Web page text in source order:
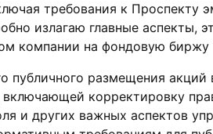
требования к Проспекту
излагаю главные аспекты,
компании на фондовую биржу
публичного размещения
включающей корректировку
и других важных аспектов